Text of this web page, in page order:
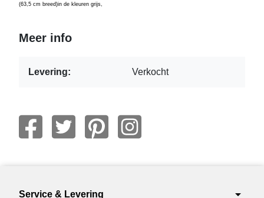
(63,5 cm breed)in de kleuren grijs,
Meer info
Levering: Verkocht
Service & Levering arrow_drop_down